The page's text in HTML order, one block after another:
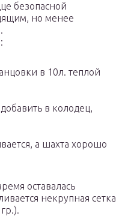
безопасной
но менее
в 10л. теплой
в колодец,
а шахта хорошо
оставалась
некрупная сетка